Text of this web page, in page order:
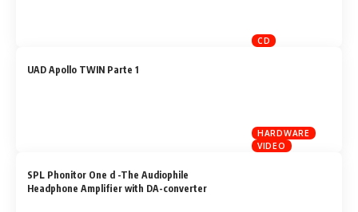
CD
HARDWARE
VIDEO
UAD Apollo TWIN Parte 1
SPL Phonitor One d -The Audiophile
Headphone Amplifier with DA-converter